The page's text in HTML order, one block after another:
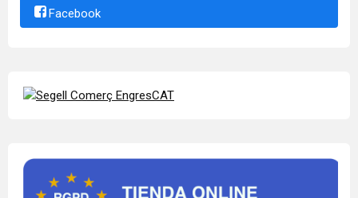
Facebook